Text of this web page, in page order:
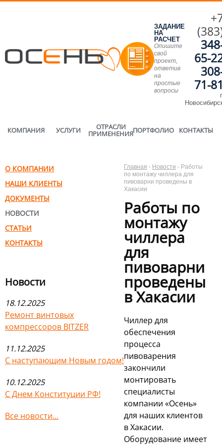
ЗАДАНИЕ
НА
РАСЧЕТ
Опишите
свой
проект,
ответив
на
простые
вопросы
65-
71-
КОМПАНИЯ УСЛУГИ ОТРАСЛИ
ПРИМЕНЕНИЯПОРТФОЛИО КОНТАКТЫ
О КОМПАНИИ
НАШИ КЛИЕНТЫ
ДОКУМЕНТЫ
НОВОСТИ
СТАТЬИ
КОНТАКТЫ
Новости
18.12.2025
Ремонт винтовых
компрессоров BITZER
11.12.2025
С наступающим Новым годом!
10.12.2025
С Днем Конституции РФ!
Все новости...
Главная - Новости - Работы
по монтажу чиллера для
пивоварни проведены в
Хакасии
Работы по
монтажу
чиллера
для
пивоварни
проведены
в Хакасии
Чиллер для
обеспечения
процесса
пивоварения
закончили
монтировать
специалисты
компании «Осень»
для наших клиентов
в Хакасии.
Оборудование имеет